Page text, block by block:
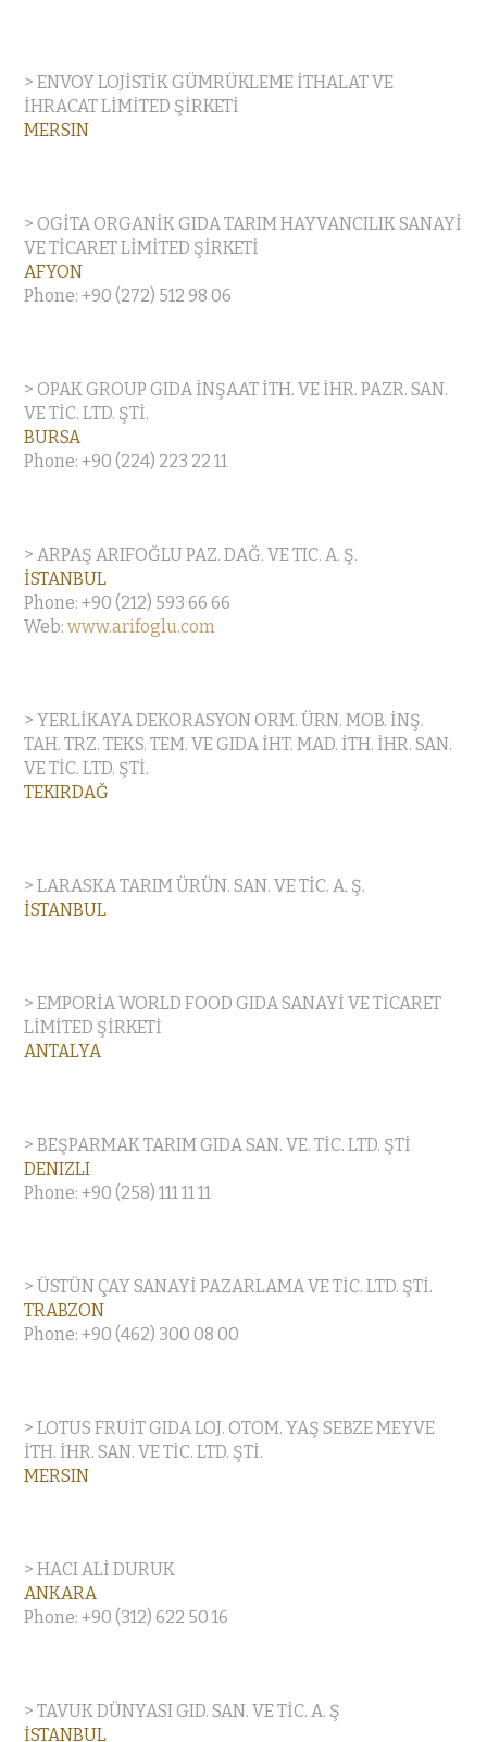
> ENVOY LOJİSTİK GÜMRÜKLEME İTHALAT VE
İHRACAT LİMİTED ŞİRKETİ
MERSIN
> OGİTA ORGANİK GIDA TARIM HAYVANCILIK SANAYİ
VE TİCARET LİMİTED ŞİRKETİ
AFYON
Phone: +90 (272) 512 98 06
> OPAK GROUP GIDA İNŞAAT İTH. VE İHR. PAZR. SAN.
VE TİC. LTD. ŞTİ.
BURSA
Phone: +90 (224) 223 22 11
> ARPAŞ ARIFOĞLU PAZ. DAĞ. VE TIC. A. Ş.
İSTANBUL
Phone: +90 (212) 593 66 66
Web: www.arifoglu.com
> YERLİKAYA DEKORASYON ORM. ÜRN. MOB. İNŞ.
TAH. TRZ. TEKS. TEM. VE GIDA İHT. MAD. İTH. İHR. SAN.
VE TİC. LTD. ŞTİ.
TEKIRDAĞ
> LARASKA TARIM ÜRÜN. SAN. VE TİC. A. Ş.
İSTANBUL
> EMPORİA WORLD FOOD GIDA SANAYİ VE TİCARET
LİMİTED ŞİRKETİ
ANTALYA
> BEŞPARMAK TARIM GIDA SAN. VE. TİC. LTD. ŞTİ
DENIZLI
Phone: +90 (258) 111 11 11
> ÜSTÜN ÇAY SANAYİ PAZARLAMA VE TİC. LTD. ŞTİ.
TRABZON
Phone: +90 (462) 300 08 00
> LOTUS FRUİT GIDA LOJ. OTOM. YAŞ SEBZE MEYVE
İTH. İHR. SAN. VE TİC. LTD. ŞTİ.
MERSIN
> HACI ALİ DURUK
ANKARA
Phone: +90 (312) 622 50 16
> TAVUK DÜNYASI GID. SAN. VE TİC. A. Ş
İSTANBUL